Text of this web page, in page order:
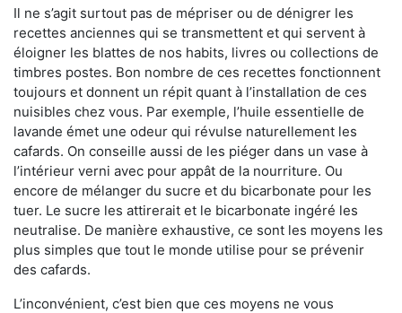
Il ne s’agit surtout pas de mépriser ou de dénigrer les
recettes anciennes qui se transmettent et qui servent à
éloigner les blattes de nos habits, livres ou collections de
timbres postes. Bon nombre de ces recettes fonctionnent
toujours et donnent un répit quant à l’installation de ces
nuisibles chez vous. Par exemple, l’huile essentielle de
lavande émet une odeur qui révulse naturellement les
cafards. On conseille aussi de les piéger dans un vase à
l’intérieur verni avec pour appât de la nourriture. Ou
encore de mélanger du sucre et du bicarbonate pour les
tuer. Le sucre les attirerait et le bicarbonate ingéré les
neutralise. De manière exhaustive, ce sont les moyens les
plus simples que tout le monde utilise pour se prévenir
des cafards.
L’inconvénient, c’est bien que ces moyens ne vous